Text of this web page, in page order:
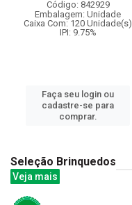
Código: 842929
Embalagem: Unidade
Caixa Com: 120 Unidade(s)
IPI: 9.75%
Faça seu login ou
cadastre-se para
comprar.
Seleção Brinquedos
Veja mais